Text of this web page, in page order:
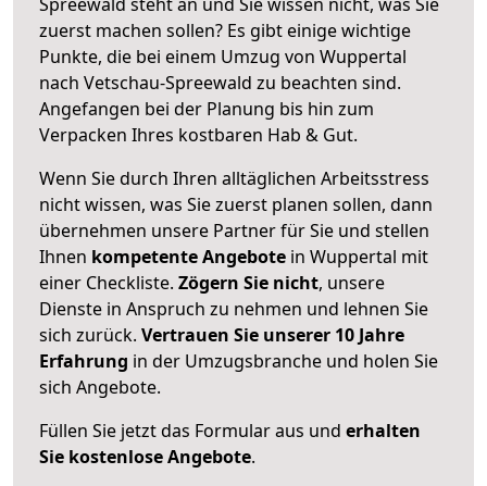
zuerst machen sollen? Es gibt einige wichtige
Punkte, die bei einem Umzug von Wuppertal
nach Vetschau-Spreewald zu beachten sind.
Angefangen bei der Planung bis hin zum
Verpacken Ihres kostbaren Hab & Gut.
Wenn Sie durch Ihren alltäglichen Arbeitsstress
nicht wissen, was Sie zuerst planen sollen, dann
übernehmen unsere Partner für Sie und stellen
Ihnen kompetente Angebote in Wuppertal mit
einer Checkliste. Zögern Sie nicht, unsere
Dienste in Anspruch zu nehmen und lehnen Sie
sich zurück. Vertrauen Sie unserer 10 Jahre
Erfahrung in der Umzugsbranche und holen Sie
sich Angebote.
Füllen Sie jetzt das Formular aus und erhalten
Sie kostenlose Angebote.